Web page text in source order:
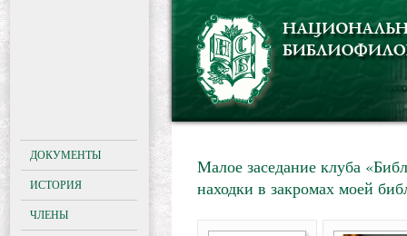
Малое заседание клуба
находки в закромах моей
ДОКУМЕНТЫ
ИСТОРИЯ
ЧЛЕНЫ